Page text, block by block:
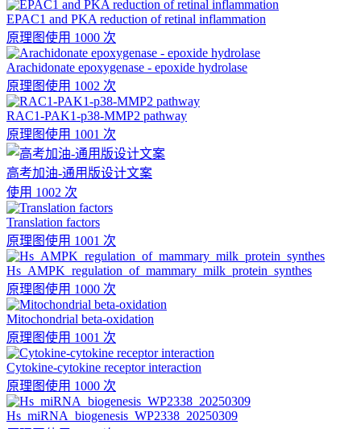
EPAC1 and PKA reduction of retinal inflammation
原理图使用 1000 次
Arachidonate epoxygenase - epoxide hydrolase
原理图使用 1002 次
RAC1-PAK1-p38-MMP2 pathway
原理图使用 1001 次
高考加油-通用版设计文案
使用 1002 次
Translation factors
原理图使用 1001 次
Hs_AMPK_regulation_of_mammary_milk_protein_synthes
原理图使用 1000 次
Mitochondrial beta-oxidation
原理图使用 1001 次
Cytokine-cytokine receptor interaction
原理图使用 1000 次
Hs_miRNA_biogenesis_WP2338_20250309